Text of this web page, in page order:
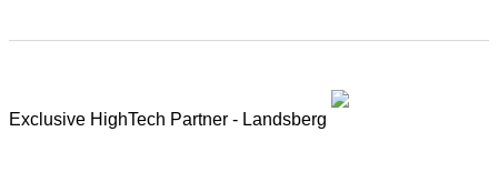
Exclusive HighTech Partner - Landsberg